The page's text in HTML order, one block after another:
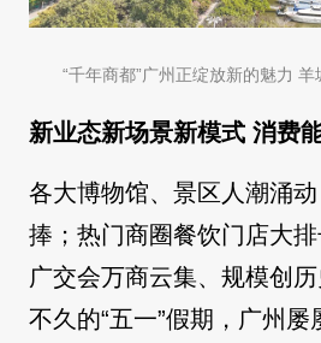
“千年商都”广州正绽放新的魅力
新业态新场景新模式 消费
各大博物馆、景区人潮涌
捧；热门商圈餐饮门店大排
广交会万商云集、规模创
不久的“五一”假期，广州屡